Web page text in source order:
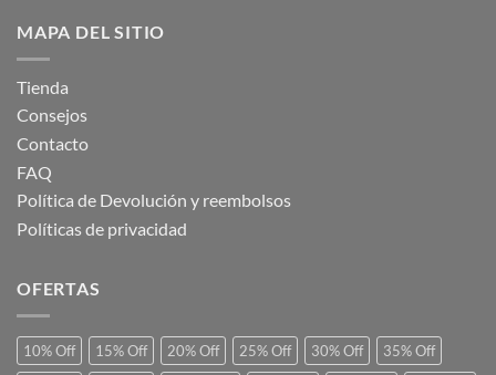
MAPA DEL SITIO
Tienda
Consejos
Contacto
FAQ
Política de Devolución y reembolsos
Políticas de privacidad
OFERTAS
10% Off 15% Off 20% Off 25% Off 30% Off
35% Off